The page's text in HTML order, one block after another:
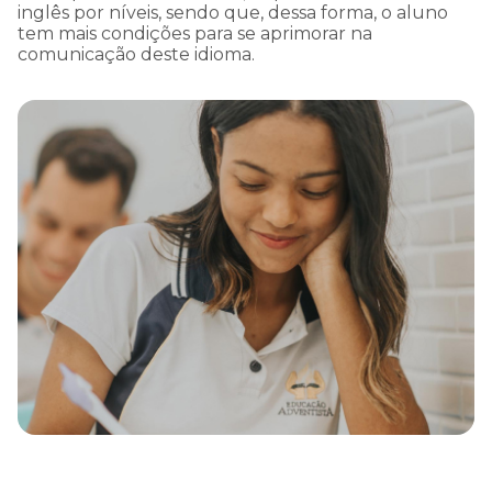
inglês por níveis, sendo que, dessa forma, o aluno
tem mais condições para se aprimorar na
comunicação deste idioma.